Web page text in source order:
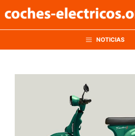
al
NOTICIAS